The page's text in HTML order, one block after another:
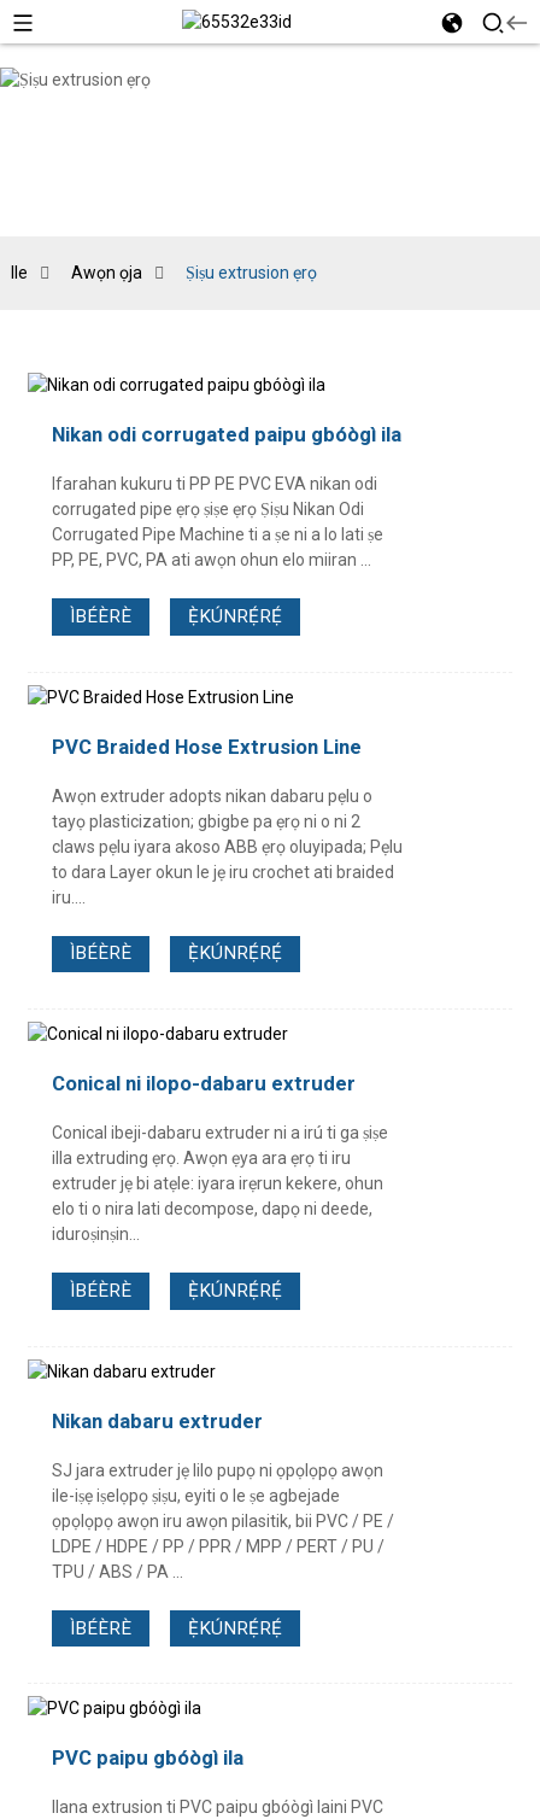
Ile Awọn ọja Ṣiṣu extrusion ẹrọ
Nikan odi corrugated paipu gbóògì ila
Ifarahan kukuru ti PP PE PVC EVA nikan odi
corrugated pipe ẹrọ ṣiṣe ẹrọ Ṣiṣu Nikan Odi
Corrugated Pipe Machine ti a ṣe ni a lo lati ṣe
PP, PE, PVC, PA ati awọn ohun elo miiran ...
ÌBÉÈRÈ Ẹ̀KÚNRẸ́RẸ́
PVC Braided Hose Extrusion Line
Awọn extruder adopts nikan dabaru pẹlu o
tayọ plasticization; gbigbe pa ẹrọ ni o ni 2
claws pẹlu iyara akoso ABB ẹrọ oluyipada; Pẹlu
to dara Layer okun le jẹ iru crochet ati braided
iru....
ÌBÉÈRÈ Ẹ̀KÚNRẸ́RẸ́
Conical ni ilopo-dabaru extruder
Conical ibeji-dabaru extruder ni a irú ti ga ṣiṣe
illa extruding ẹrọ. Awọn ẹya ara ẹrọ ti iru
extruder jẹ bi atẹle: iyara irẹrun kekere, ohun
elo ti o nira lati decompose, dapọ ni deede,
iduroṣinṣin…
ÌBÉÈRÈ Ẹ̀KÚNRẸ́RẸ́
Nikan dabaru extruder
SJ jara extruder jẹ lilo pupọ ni ọpọlọpọ awọn
ile-iṣẹ iṣelọpọ ṣiṣu, eyiti o le ṣe agbejade
ọpọlọpọ awọn iru awọn pilasitik, bii PVC / PE /
LDPE / HDPE / PP / PPR / MPP / PERT / PU /
TPU / ABS / PA ...
ÌBÉÈRÈ Ẹ̀KÚNRẸ́RẸ́
PVC paipu gbóògì ila
Ilana extrusion ti PVC paipu gbóògì laini PVC